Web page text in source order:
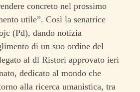
concreto nel prossimo
utile”. Così la senatrice
(Pd), dando notizia
di un suo ordine del
al dl Ristori approvato ieri
dedicato al mondo che
alla ricerca umanistica, tra